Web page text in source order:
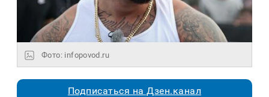
Фото: infopovod.ru
Подписаться на Дзен.канал